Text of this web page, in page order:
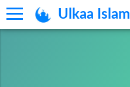
Ulkaa Islam